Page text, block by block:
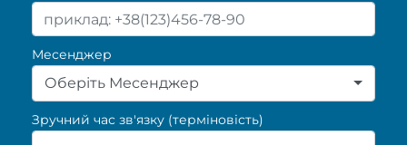
Месенджер
Оберіть Месенджер
Зручний час зв'язку (терміновість)